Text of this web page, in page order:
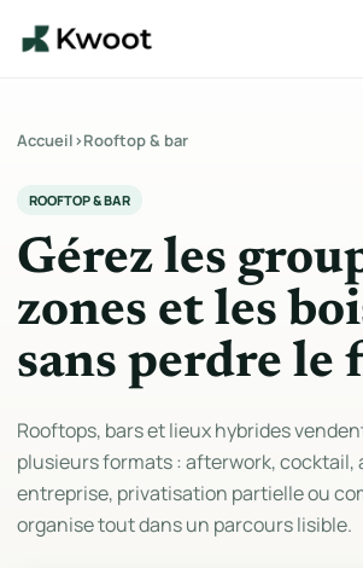
Accueil›Rooftop & bar
ROOFTOP & BAR
Gérez les
zones et les
sans perdre le
Rooftops, bars et lieux hybrides
plusieurs formats : afterwork, cocktail,
entreprise, privatisation partielle ou
organise tout dans un parcours lisible.